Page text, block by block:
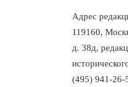
Адрес
119160,
д. 38д,
(495) 941-26-